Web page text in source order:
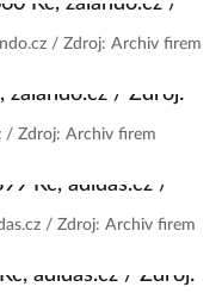
/ Zdroj: Archiv firem
/ Zdroj: Archiv firem
/ Zdroj: Archiv firem